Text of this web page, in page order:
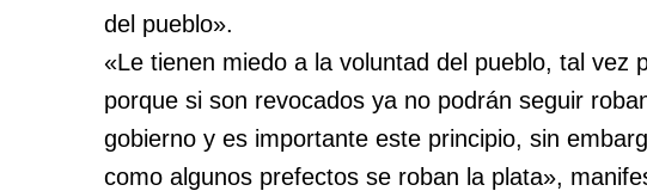
del pueblo».
«Le tienen miedo a la voluntad del pueblo, tal vez
porque si son revocados ya no podrán seguir
gobierno y es importante este principio, sin
como algunos prefectos se roban la plata»,